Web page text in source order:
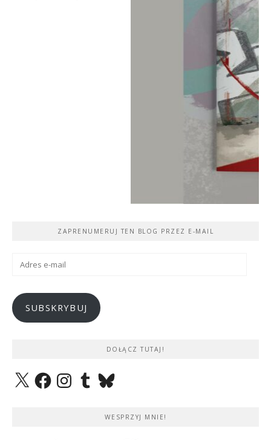
ZAPRENUMERUJ TEN BLOG PRZEZ E-MAIL
SUBSKRYBUJ
DOŁĄCZ TUTAJ!
X FacebookInstagramTumblrBluesky
WESPRZYJ MNIE!